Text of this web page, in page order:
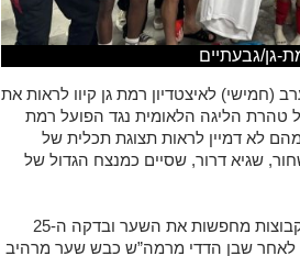
גן/גבעתיים
(חמישי) לאיצטדיון רמת גן קיוו לראות את
טהרת הליגה הלאומית נגד הפועל רמת
לא דמיין לראות תצוגת תכלית של
של מספר 10 באדום-שחור, שגיא דרור, שסיים כמנצח הגדול של
המשחק נפתח עם קצב טוב, כששתי הקבוצות מחפשות את השער ובדקה ה-25
לאחר שבן הדדי מרמה”ש כבש שער מרהיב